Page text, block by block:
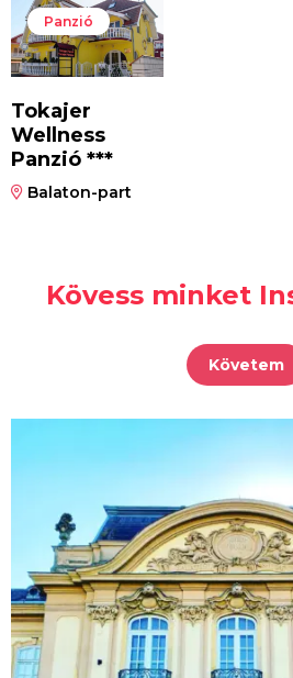
Panzió
Tokajer
Wellness
Panzió ***
Balaton-part
Kövess minket
Követem